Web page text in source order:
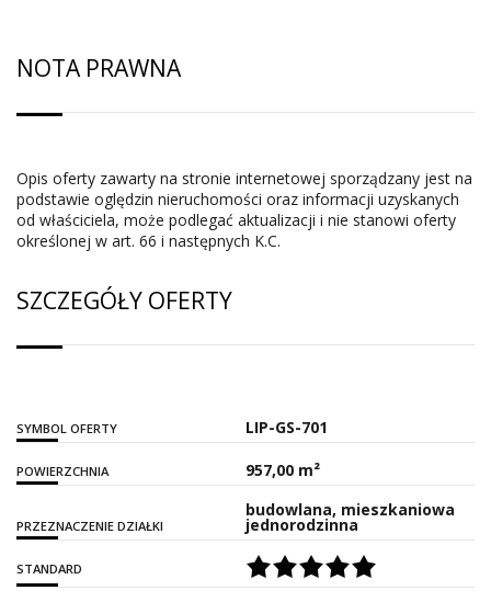
NOTA PRAWNA
Opis oferty zawarty na stronie internetowej sporządzany jest na
podstawie oględzin nieruchomości oraz informacji uzyskanych
od właściciela, może podlegać aktualizacji i nie stanowi oferty
określonej w art. 66 i następnych K.C.
SZCZEGÓŁY OFERTY
SYMBOL OFERTY LIP-GS-701
POWIERZCHNIA 957,00 m²
PRZEZNACZENIE DZIAŁKI
budowlana, mieszkaniowa
jednorodzinna
STANDARD